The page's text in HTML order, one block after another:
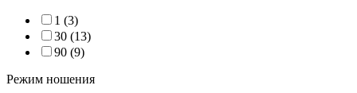
1 (3)
30 (13)
90 (9)
Режим ношения